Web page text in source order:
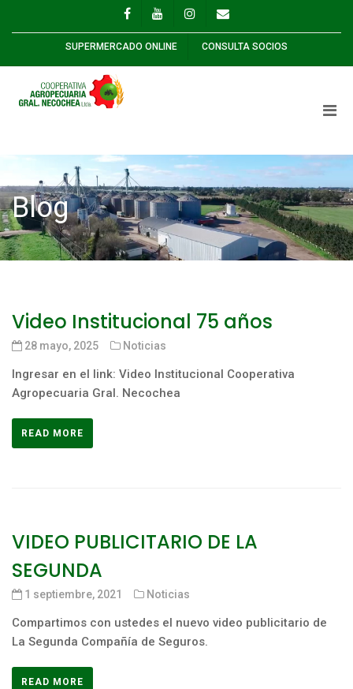
SUPERMERCADO ONLINE CONSULTA SOCIOS
Blog
Video Institucional 75 años
28 mayo, 2025 Noticias
Ingresar en el link: Video Institucional Cooperativa
Agropecuaria Gral. Necochea
READ MORE
VIDEO PUBLICITARIO DE LA
SEGUNDA
1 septiembre, 2021 Noticias
Compartimos con ustedes el nuevo video publicitario de
La Segunda Compañía de Seguros.
READ MORE